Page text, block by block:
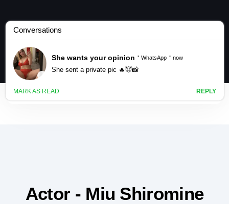
Actor - Miu Shiromine